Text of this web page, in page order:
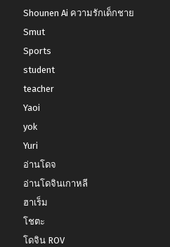
Shounen Ai ความรักเด็กชาย
Smut
Sports
student
teacher
Yaoi
yok
Yuri
อ่านโดจ
อ่านโดจินเกาหลี
ฮาเร็ม
โชตะ
โดจิน ROV